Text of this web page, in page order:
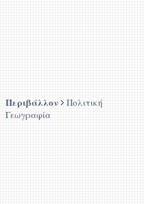
Περιβάλλον
Πολιτική
Γεωγραφία